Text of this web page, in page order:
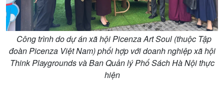
Công trình do dự án xã hội Picenza Art Soul (thuộc Tập
đoàn Picenza Việt Nam) phối hợp với doanh nghiệp xã hội
Think Playgrounds và Ban Quản lý Phố Sách Hà Nội thực
hiện